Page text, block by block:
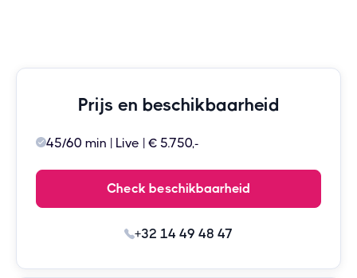
Prijs en beschikbaarheid
45/60 min | Live | € 5.750,-
Check beschikbaarheid
+32 14 49 48 47